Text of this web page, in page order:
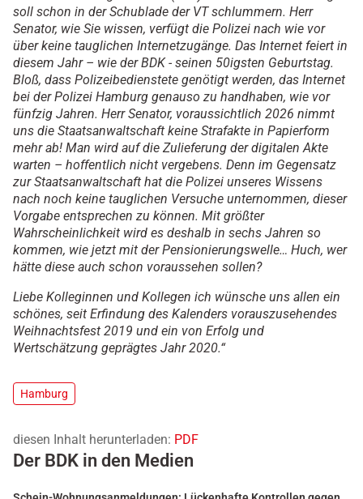
soll schon in der Schublade der VT schlummern. Herr
Senator, wie Sie wissen, verfügt die Polizei nach wie vor
über keine tauglichen Internetzugänge. Das Internet feiert in
diesem Jahr – wie der BDK - seinen 50igsten Geburtstag.
Bloß, dass Polizeibedienstete genötigt werden, das Internet
bei der Polizei Hamburg genauso zu handhaben, wie vor
fünfzig Jahren. Herr Senator, voraussichtlich 2026 nimmt
uns die Staatsanwaltschaft keine Strafakte in Papierform
mehr ab! Man wird auf die Zulieferung der digitalen Akte
warten – hoffentlich nicht vergebens. Denn im Gegensatz
zur Staatsanwaltschaft hat die Polizei unseres Wissens
nach noch keine tauglichen Versuche unternommen, dieser
Vorgabe entsprechen zu können. Mit größter
Wahrscheinlichkeit wird es deshalb in sechs Jahren so
kommen, wie jetzt mit der Pensionierungswelle… Huch, wer
hätte diese auch schon voraussehen sollen?
Liebe Kolleginnen und Kollegen ich wünsche uns allen ein
schönes, seit Erfindung des Kalenders vorauszusehendes
Weihnachtsfest 2019 und ein von Erfolg und
Wertschätzung geprägtes Jahr 2020.“
Hamburg
diesen Inhalt herunterladen: PDF
Der BDK in den Medien